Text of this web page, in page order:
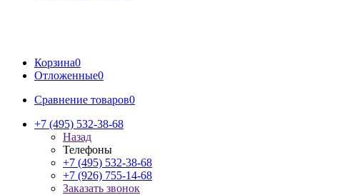
Корзина0
Отложенные0
Сравнение товаров0
+7 (495) 532-38-68
Назад
Телефоны
+7 (495) 532-38-68
+7 (926) 755-14-68
Заказать звонок